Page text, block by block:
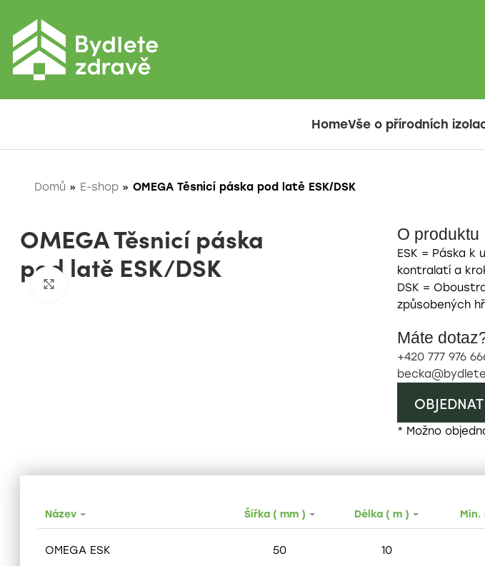
HomeVše o přírodních
Domů » E-shop » OMEGA Těsnicí páska pod latě ESK/DSK
OMEGA Těsnicí páska
pod latě ESK/DSK
O produktu
ESK = Páska k
kontralatí a
DSK =
způsobených
Máte
+420 777 976
* Možno
Název Šířka ( mm ) Délka ( m ) Min.
OMEGA ESK 50 10